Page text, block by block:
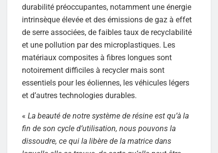
durabilité préoccupantes, notamment une énergie
intrinsèque élevée et des émissions de gaz à effet
de serre associées, de faibles taux de recyclabilité
et une pollution par des microplastiques. Les
matériaux composites à fibres longues sont
notoirement difficiles à recycler mais sont
essentiels pour les éoliennes, les véhicules légers
et d’autres technologies durables.
« La beauté de notre système de résine est qu’à la
fin de son cycle d’utilisation, nous pouvons la
dissoudre, ce qui la libère de la matrice dans